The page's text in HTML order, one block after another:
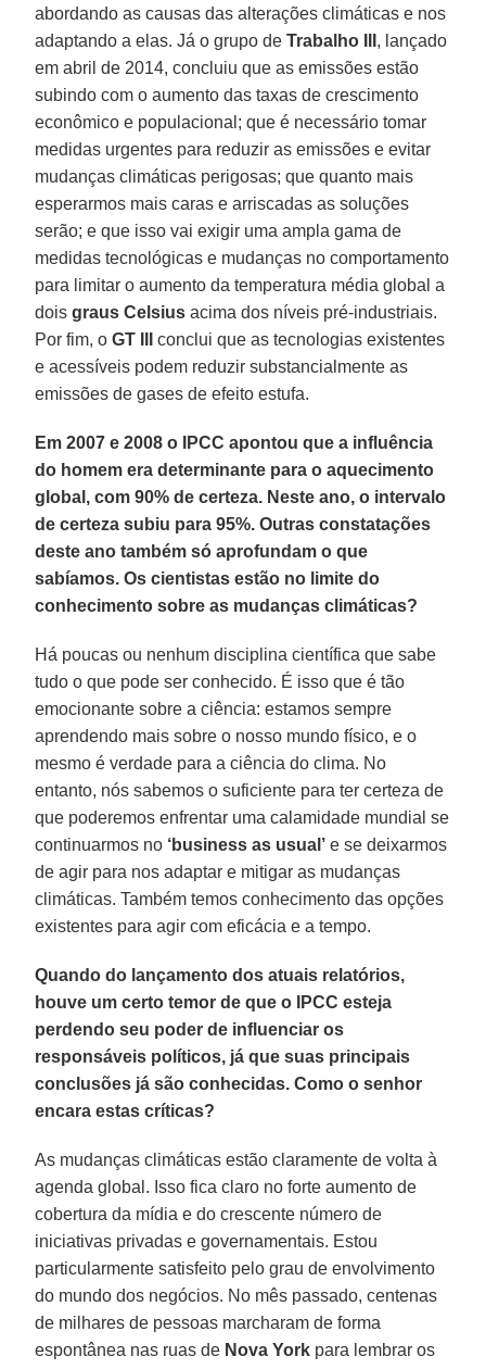
abordando as causas das alterações climáticas e nos
adaptando a elas. Já o grupo deTrabalho III , lançado
em abril de 2014, concluiu que as emissões estão
subindo com o aumento das taxas de crescimento
econômico e populacional; que é necessário tomar
medidas urgentes para reduzir as emissões e evitar
mudanças climáticas perigosas; que quanto mais
esperarmos mais caras e arriscadas as soluções
serão; e que isso vai exigir uma ampla gama de
medidas tecnológicas e mudanças no comportamento
para limitar o aumento da temperatura média global a
doisgraus Celsius acima dos níveis pré-industriais.
Por fim, o GT III
conclui que as tecnologias existentes
e acessíveis podem reduzir substancialmente as
emissões de gases de efeito estufa.
Em 2007 e 2008 o IPCC apontou que a influência
do homem era determinante para o aquecimento
global, com 90% de certeza. Neste ano, o intervalo
de certeza subiu para 95%. Outras constatações
deste ano também só aprofundam o que
sabíamos. Os cientistas estão no limite do
conhecimento sobre as mudanças climáticas?
Há poucas ou nenhum disciplina científica que sabe
tudo o que pode ser conhecido. É isso que é tão
emocionante sobre a ciência: estamos sempre
aprendendo mais sobre o nosso mundo físico, e o
mesmo é verdade para a ciência do clima. No
entanto, nós sabemos o suficiente para ter certeza de
que poderemos enfrentar uma calamidade mundial se
continuarmos no ‘business as usual’ e se deixarmos
de agir para nos adaptar e mitigar as mudanças
climáticas. Também temos conhecimento das opções
existentes para agir com eficácia e a tempo.
Quando do lançamento dos atuais relatórios,
houve um certo temor de que o IPCC esteja
perdendo seu poder de influenciar os
responsáveis políticos, já que suas principais
conclusões já são conhecidas. Como o senhor
encara estas críticas?
As mudanças climáticas estão claramente de volta à
agenda global. Isso fica claro no forte aumento de
cobertura da mídia e do crescente número de
iniciativas privadas e governamentais. Estou
particularmente satisfeito pelo grau de envolvimento
do mundo dos negócios. No mês passado, centenas
de milhares de pessoas marcharam de forma
espontânea nas ruas de Nova York para lembrar os